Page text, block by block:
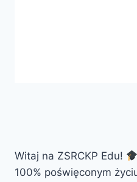
Witaj na ZSRCKP Edu!
100% poświęconym